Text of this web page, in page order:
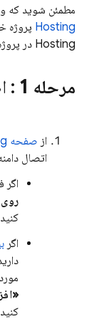
مطمئن شوید که
Hosting پروژه
Hosting در
مرحله 1 :
از صفحه
اتصال
اگر